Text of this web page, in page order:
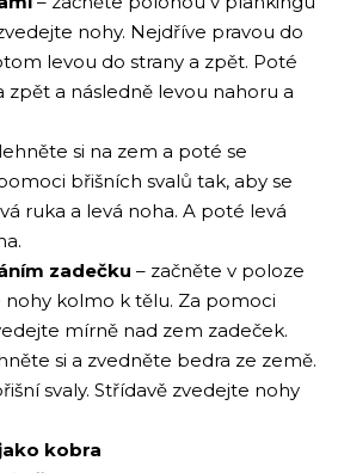
nohy. Nejdříve pravou do
levou do strany a zpět. Poté
zpět a následně levou nahoru a
si na zem a poté se
břišních svalů tak, aby se
ruka a levá noha. A poté levá
zadečku – začněte v poloze
nohy kolmo k tělu. Za pomoci
mírně nad zem zadeček.
si a zvedněte bedra ze země.
svaly. Střídavě zvedejte nohy
kobra